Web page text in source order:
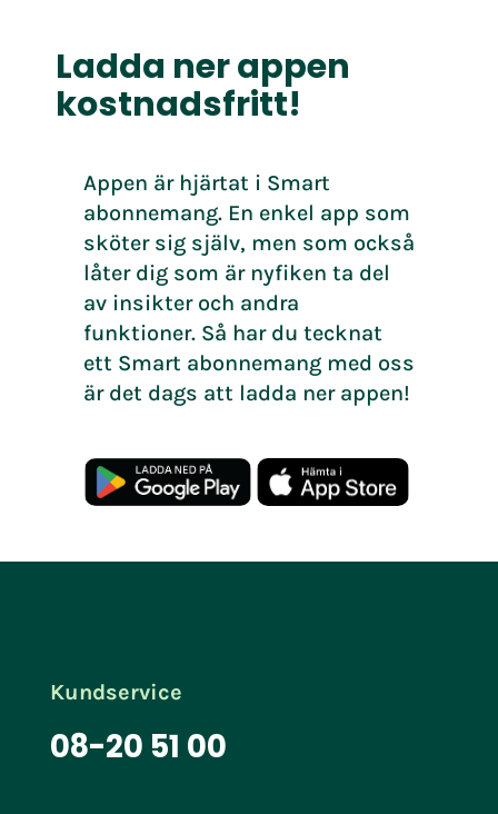
Ladda ner appen
kostnadsfritt!
Appen är hjärtat i Smart
abonnemang. En enkel app som
sköter sig själv, men som också
låter dig som är nyfiken ta del
av insikter och andra
funktioner. Så har du tecknat
ett Smart abonnemang med oss
är det dags att ladda ner appen!
Google Play App Store
Kundservice
08-20 51 00